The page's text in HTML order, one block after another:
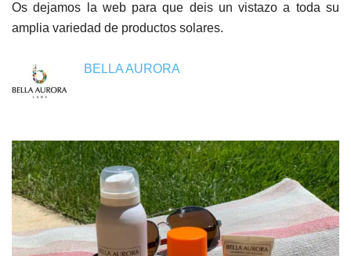
Os dejamos la web para que deis un vistazo a toda su
amplia variedad de productos solares.
BELLA AURORA